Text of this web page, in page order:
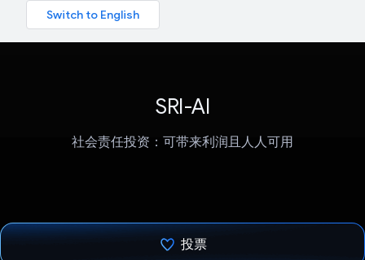
SRI-AI
社会责任投资：可带来利润且人人可用
投票